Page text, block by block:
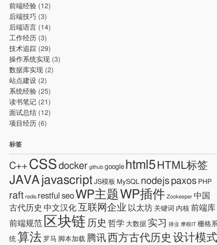
前端经验 (12)
后端技巧 (3)
后端语言 (14)
工作经历 (3)
技术追踪 (29)
操作系统实现 (3)
数据库实现 (2)
站点建设 (2)
系统经验 (25)
读书笔记 (21)
面试总结 (12)
项目经历 (6)
标签
C++ CSS docker github google html5 HTML标签
JAVA javascript JS模板 MySQL nodejs paxos PHP
raft redis restful seo WP主题 WP插件 Zookeeper 中国
古代历史 中文汉化互联网企业 以太坊 关键词 内核 前端库
前端规范 区块链 历史 哲学 大数据 实习 择业 摩根IT 栅格
统 算法 罗马 脚本加载 腾讯 西方古代历史 设计模